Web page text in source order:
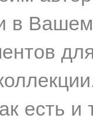
в
есть и